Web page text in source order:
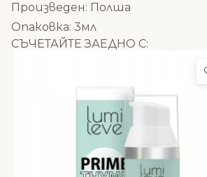
Произведен: Полша
Опаковка: 3мл
СЪЧЕТАЙТЕ ЗАЕДНО С: